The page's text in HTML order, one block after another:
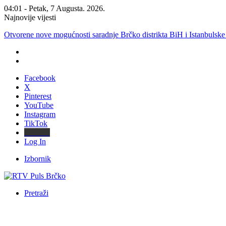
04:01 - Petak, 7 Augusta. 2026.
Najnovije vijesti
JP “KOMUNALNO BRČKO”: Voda iz rezervoara Gajevi trenutno
Facebook
X
Pinterest
YouTube
Instagram
TikTok
Log In
Izbornik
Pretraži